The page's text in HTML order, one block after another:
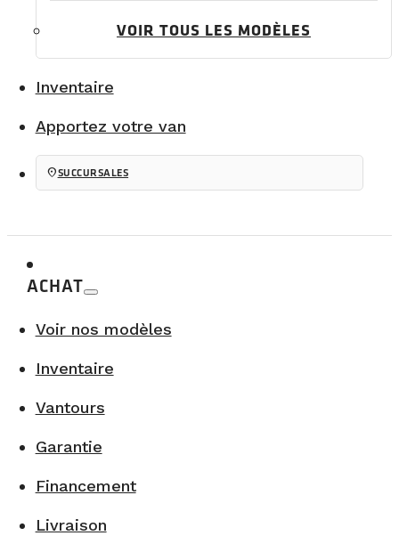
VOIR TOUS LES MODÈLES
Inventaire
Apportez votre van
location_onSUCCURSALES
ACHAT
Voir nos modèles
Inventaire
Vantours
Garantie
Financement
Livraison